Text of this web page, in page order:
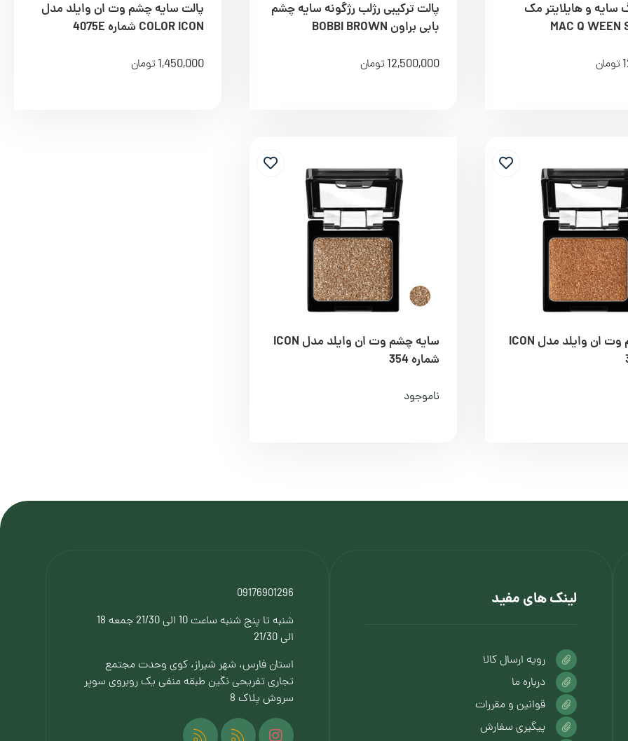
9 رنگ سایه و هایلایتر مک
MAC Q WEEN
تومان
پالت ترکیبی رژلب رژگونه سایه چشم
بابی براون BOBBI BROWN
12,500,000تومان
پالت سایه چشم وت ان وایلد مدل
COLOR ICON شماره 4075E
1,450,000تومان
سایه چشم وت ان وایلد مدل ICON
سایه چشم وت ان وایلد مدل ICON
شماره 354
ناموجود
لینک های مفید
رویه ارسال کالا
درباره ما
قوانین و مقررات
پیگیری سفارش
09176901296
شنبه تا پنج شنبه ساعت 10 الی 21/30 جمعه 18
الی 21/30
استان فارس، شهر شیراز، کوی وحدت مجتمع
تجاری تفریحی نگین طبقه منفی یک روبروی سوپر
سروش پلاک 8